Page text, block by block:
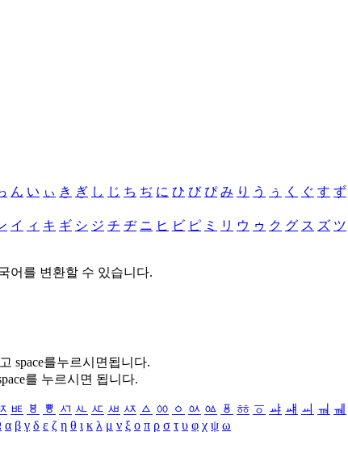
ん い ぃ き ぎ し じ ち ぢ に ひ び ぴ み り う ぅ く ぐ す ず
イ ィ キ ギ シ ジ チ ヂ ニ ヒ ビ ピ ミ リ ウ ゥ ク グ ス ズ ツ
어를 변환할 수 있습니다.
space를누르시면됩니다.
를 누르시면 됩니다.
ㅷ ㅸ ㅹ ㅺ ㅻ ㅼ ㅽ ㅾ ㅿ ㆀ ㆁ ㆂ ㆃ ㆄ ㆅ ㆆ ㆇ ㆈ ㆉ ㆊ ㆋ
α β γ δ ε ζ η θ ι κ λ μ ν ξ ο π ρ σ τ υ φ χ ψ ω